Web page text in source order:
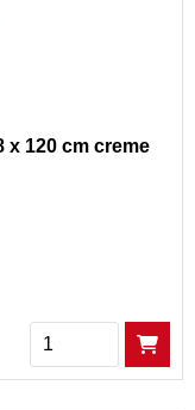
x 120 cm creme
Menge